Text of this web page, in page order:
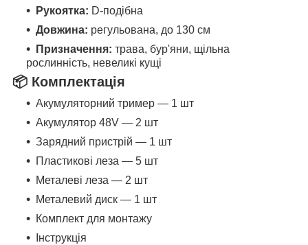
Рукоятка: D-подібна
Довжина: регульована, до 130 см
Призначення: трава, бур'яни, щільна
рослинність, невеликі кущі
📦 Комплектація
Акумуляторний тример — 1 шт
Акумулятор 48V — 2 шт
Зарядний пристрій — 1 шт
Пластикові леза — 5 шт
Металеві леза — 2 шт
Металевий диск — 1 шт
Комплект для монтажу
Інструкція